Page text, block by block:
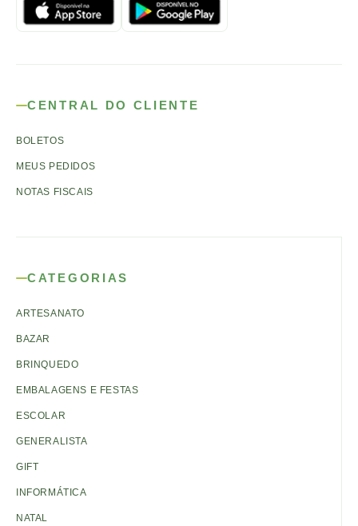
CENTRAL DO CLIENTE
BOLETOS
MEUS PEDIDOS
NOTAS FISCAIS
CATEGORIAS
ARTESANATO
BAZAR
BRINQUEDO
EMBALAGENS E FESTAS
ESCOLAR
GENERALISTA
GIFT
INFORMÁTICA
NATAL